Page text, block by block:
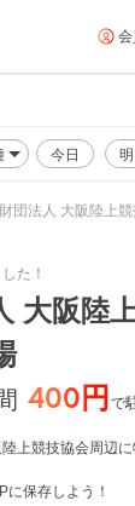
今日
団法人 大阪陸上
た！
大阪陸
400円で
上競技協会周辺
に保存しよう！